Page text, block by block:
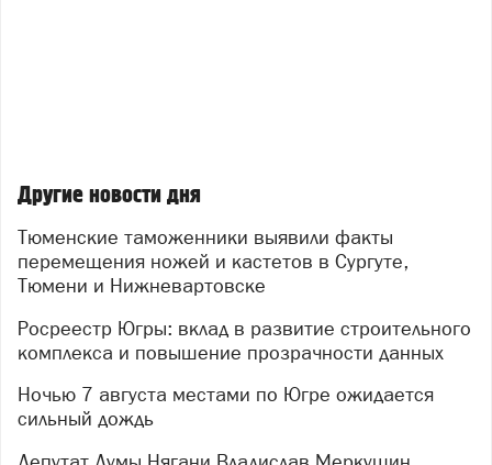
Другие новости дня
Тюменские таможенники выявили факты
перемещения ножей и кастетов в Сургуте,
Тюмени и Нижневартовске
Росреестр Югры: вклад в развитие строительного
комплекса и повышение прозрачности данных
Ночью 7 августа местами по Югре ожидается
сильный дождь